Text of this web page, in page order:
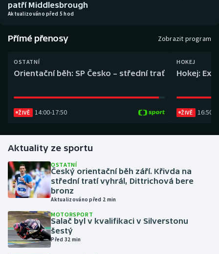
Boby a skeleton
Box
Curling
Golf
Gymnastika
Házená
Jezdectví
Judo
AZ kvíz
patří Middlesbrough
Aktualizováno před 5 hod
Přímé přenosy Zobrazit program
OSTATNÍ
Orientační běh: SP Česko – střední trať
ŽIVĚ 14:00-17:50
HOKEJ
Hokej:
ŽIVĚ 16:50
Aktuality ze sportu
OSTATNÍ
Český orientační běh září. Křivda na
střední tratí vyhrál, Dittrichová bere
bronz
Aktualizováno před 2 min
MOTORSPORT
Salač byl v kvalifikaci v Silverstonu
šestý
Před 32 min